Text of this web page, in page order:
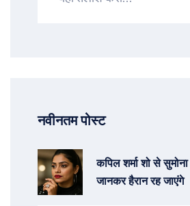
नवीनतम पोस्ट
कपिल शर्मा शो से
जानकर हैरान रह जाएंगे